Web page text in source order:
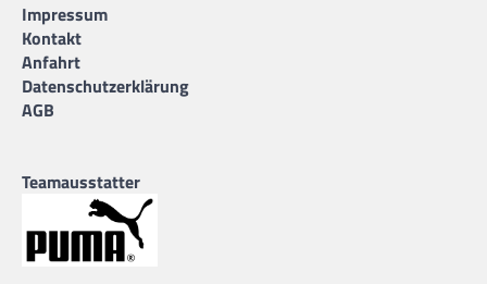
Impressum
Kontakt
Anfahrt
Datenschutzerklärung
AGB
Teamausstatter